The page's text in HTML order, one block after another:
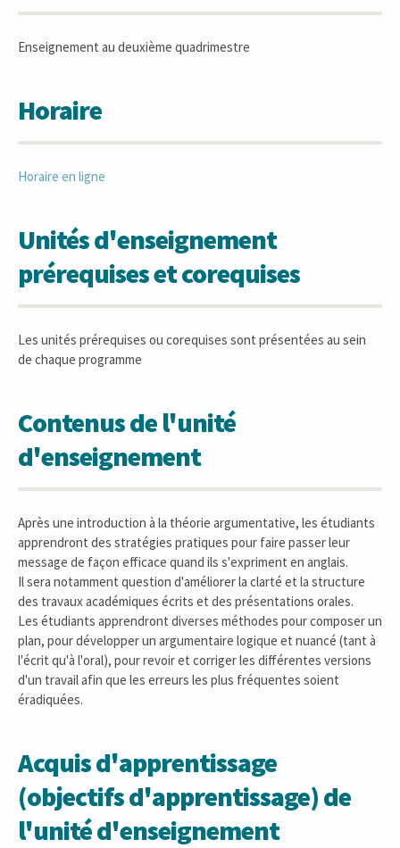
Enseignement au deuxième quadrimestre
Horaire
Horaire en ligne
Unités d'enseignement
prérequises et corequises
Les unités prérequises ou corequises sont présentées au sein
de chaque programme
Contenus de l'unité
d'enseignement
Après une introduction à la théorie argumentative, les étudiants
apprendront des stratégies pratiques pour faire passer leur
message de façon efficace quand ils s'expriment en anglais.
Il sera notamment question d'améliorer la clarté et la structure
des travaux académiques écrits et des présentations orales.
Les étudiants apprendront diverses méthodes pour composer un
plan, pour développer un argumentaire logique et nuancé (tant à
l'écrit qu'à l'oral), pour revoir et corriger les différentes versions
d'un travail afin que les erreurs les plus fréquentes soient
éradiquées.
Acquis d'apprentissage
(objectifs d'apprentissage) de
l'unité d'enseignement